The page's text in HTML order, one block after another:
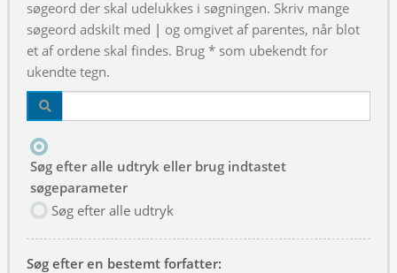
søgeord der skal udelukkes i søgningen. Skriv mange
søgeord adskilt med | og omgivet af parentes, når blot
et af ordene skal findes. Brug * som ubekendt for
ukendte tegn.
Søg efter alle udtryk eller brug indtastet
søgeparameter
Søg efter alle udtryk
Søg efter en bestemt forfatter: